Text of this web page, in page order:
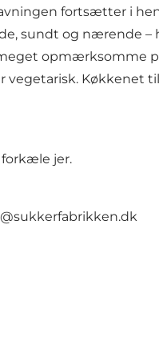
fortsætter i
sundt og nærende
opmærksomme
Køkkenet
jer.